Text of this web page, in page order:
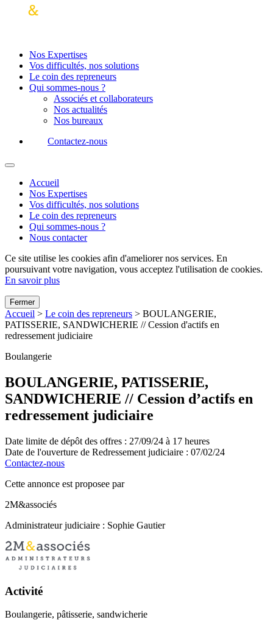
Nos Expertises
Vos difficultés, nos solutions
Le coin des repreneurs
Qui sommes-nous ?
Associés et collaborateurs
Nos actualités
Nos bureaux
Contactez-nous
Accueil
Nos Expertises
Vos difficultés, nos solutions
Le coin des repreneurs
Qui sommes-nous ?
Nous contacter
Ce site utilise les cookies afin d'ameliorer nos services. En
poursuivant votre navigation, vous acceptez l'utilisation de cookies.
En savoir plus
Fermer
Accueil > Le coin des repreneurs > BOULANGERIE,
PATISSERIE, SANDWICHERIE // Cession d'actifs en
redressement judiciaire
Boulangerie
BOULANGERIE, PATISSERIE,
SANDWICHERIE // Cession d’actifs en
redressement judiciaire
Date limite de dépôt des offres : 27/09/24 à 17 heures
Date de l'ouverture de Redressement judiciaire : 07/02/24
Contactez-nous
Cette annonce est proposee par
2M&associés
Administrateur judiciaire : Sophie Gautier
Activité
Boulangerie, pâtisserie, sandwicherie